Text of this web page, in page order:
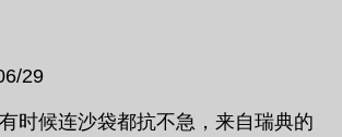
29
时候连沙袋都抗不急，来自瑞典的